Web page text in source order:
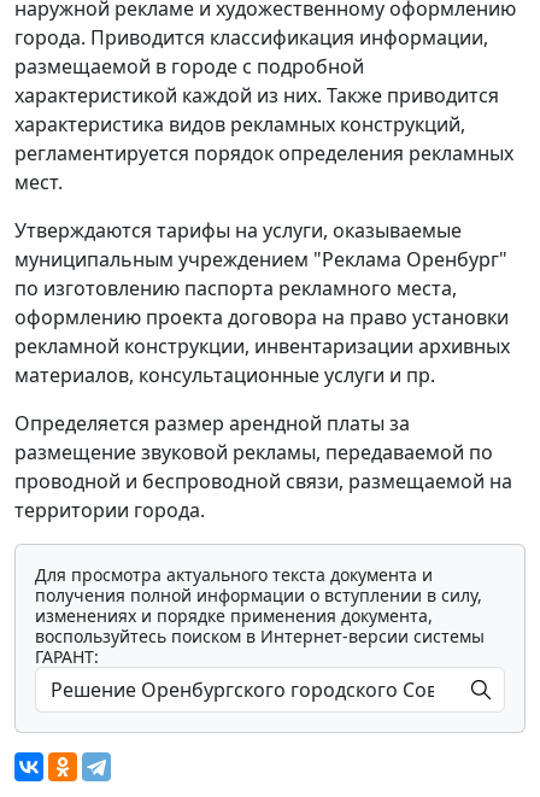
наружной рекламе и художественному оформлению
города. Приводится классификация информации,
размещаемой в городе с подробной
характеристикой каждой из них. Также приводится
характеристика видов рекламных конструкций,
регламентируется порядок определения рекламных
мест.
Утверждаются тарифы на услуги, оказываемые
муниципальным учреждением "Реклама Оренбург"
по изготовлению паспорта рекламного места,
оформлению проекта договора на право установки
рекламной конструкции, инвентаризации архивных
материалов, консультационные услуги и пр.
Определяется размер арендной платы за
размещение звуковой рекламы, передаваемой по
проводной и беспроводной связи, размещаемой на
территории города.
Для просмотра актуального текста документа и
получения полной информации о вступлении в силу,
изменениях и порядке применения документа,
воспользуйтесь поиском в Интернет-версии системы
ГАРАНТ: